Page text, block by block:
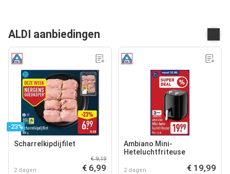
ALDI aanbiedingen
-23%
Scharrelkipdijfilet
2 dagen
€ 9,19
€ 6,99
Ambiano Mini-
Heteluchtfriteuse
2 dagen € 19,99